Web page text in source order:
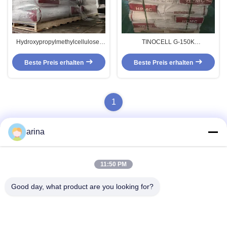
Hydroxypropylmethylcellulose-
vorgemischten Mörser
Beste Preis erhalten
TINOCELL G-150K
HPMC Für Fliesenkleber
Beste Preis erhalten
1
Schnelle Kontaktaufnahme
Anschrift
arina
11:50 PM
Good day, what product are you looking for?